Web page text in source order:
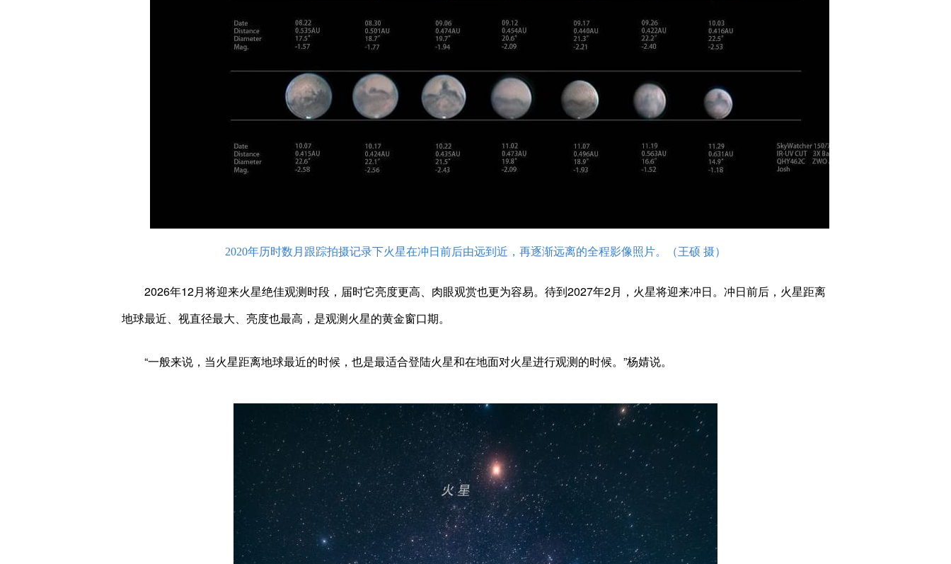
2020年历时数月跟踪拍摄记录下火星在冲日前后由远到近，再逐渐远离的全程影像照片。（王硕 摄）
2026年12月将迎来火星绝佳观测时段，届时它亮度更高、肉眼观赏也更为容易。待到2027年2月，火星将迎来冲日。冲日前后，火星距离
地球最近、视直径最大、亮度也最高，是观测火星的黄金窗口期。
“一般来说，当火星距离地球最近的时候，也是最适合登陆火星和在地面对火星进行观测的时候。”杨婧说。